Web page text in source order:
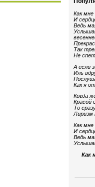
Как
И
Ведь
Так
Не
А если
Иль
Как я
Когда
Красой
То
Лиризм
Как
И
Ведь
Как